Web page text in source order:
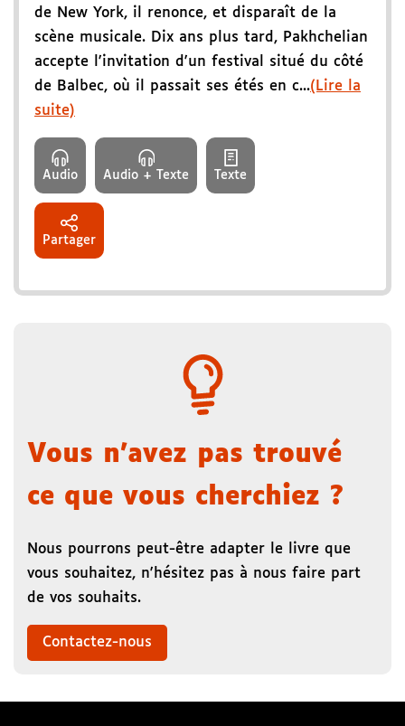
de New York, il renonce, et disparaît de la
scène musicale. Dix ans plus tard, Pakhchelian
accepte l'invitation d'un festival situé du côté
de Balbec, où il passait ses étés en c...(Lire la
suite)
Audio Audio + Texte Texte
Partager
Vous n'avez pas trouvé
ce que vous cherchiez ?
Nous pourrons peut-être adapter le livre que
vous souhaitez, n'hésitez pas à nous faire part
de vos souhaits.
Contactez-nous